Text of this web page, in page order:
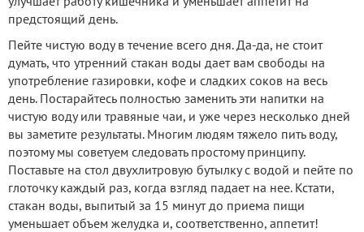
предстоящий день.
Пейте чистую воду в течение всего дня. Да-да, не стоит
думать, что утренний стакан воды дает вам свободы на
употребление газировки, кофе и сладких соков на весь
день. Постарайтесь полностью заменить эти напитки на
чистую воду или травяные чаи, и уже через несколько дней
вы заметите результаты. Многим людям тяжело пить воду,
поэтому мы советуем следовать простому принципу.
Поставьте на стол двухлитровую бутылку с водой и пейте по
глоточку каждый раз, когда взгляд падает на нее. Кстати,
стакан воды, выпитый за 15 минут до приема пищи
уменьшает объем желудка и, соответственно, аппетит!